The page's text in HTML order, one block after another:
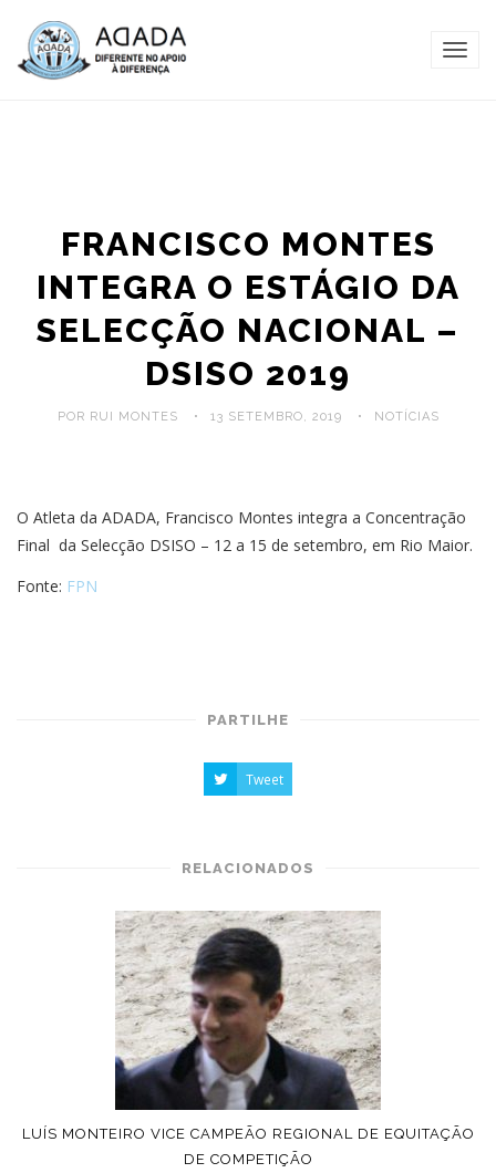
FRANCISCO MONTES
INTEGRA O ESTÁGIO DA
SELECÇÃO NACIONAL –
DSISO 2019
POR RUI MONTES 13 SETEMBRO, 2019 NOTÍCIAS
O Atleta da ADADA, Francisco Montes integra a Concentração
Final da Selecção DSISO – 12 a 15 de setembro, em Rio Maior.
Fonte: FPN
PARTILHE
Tweet
RELACIONADOS
LUÍS MONTEIRO VICE CAMPEÃO REGIONAL DE EQUITAÇÃO
DE COMPETIÇÃO